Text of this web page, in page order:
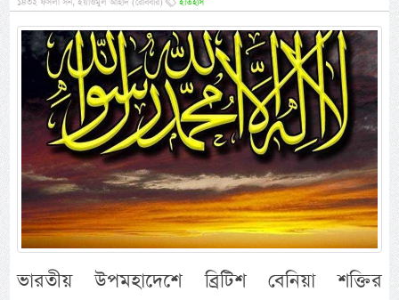
১৪৩২ ফসলী সন, ইয়াওমুল আহাদ (রোববার)
ইতিহাস
ভারতীয় উপমহাদেশে ব্রিটিশ বেনিয়া শক্তির